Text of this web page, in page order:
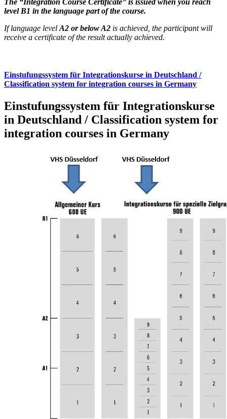
The “Integration Course Certificate” is issued when you reach
level B1 in the language part of the course.
If language level A2 or below A2 is achieved, the participant will
receive a certificate of the result actually achieved.
Einstufungssystem für Integrationskurse in Deutschland /
Classification system for integration courses in Germany
Einstufungssystem für Integrationskurse
in Deutschland / Classification system for
integration courses in Germany